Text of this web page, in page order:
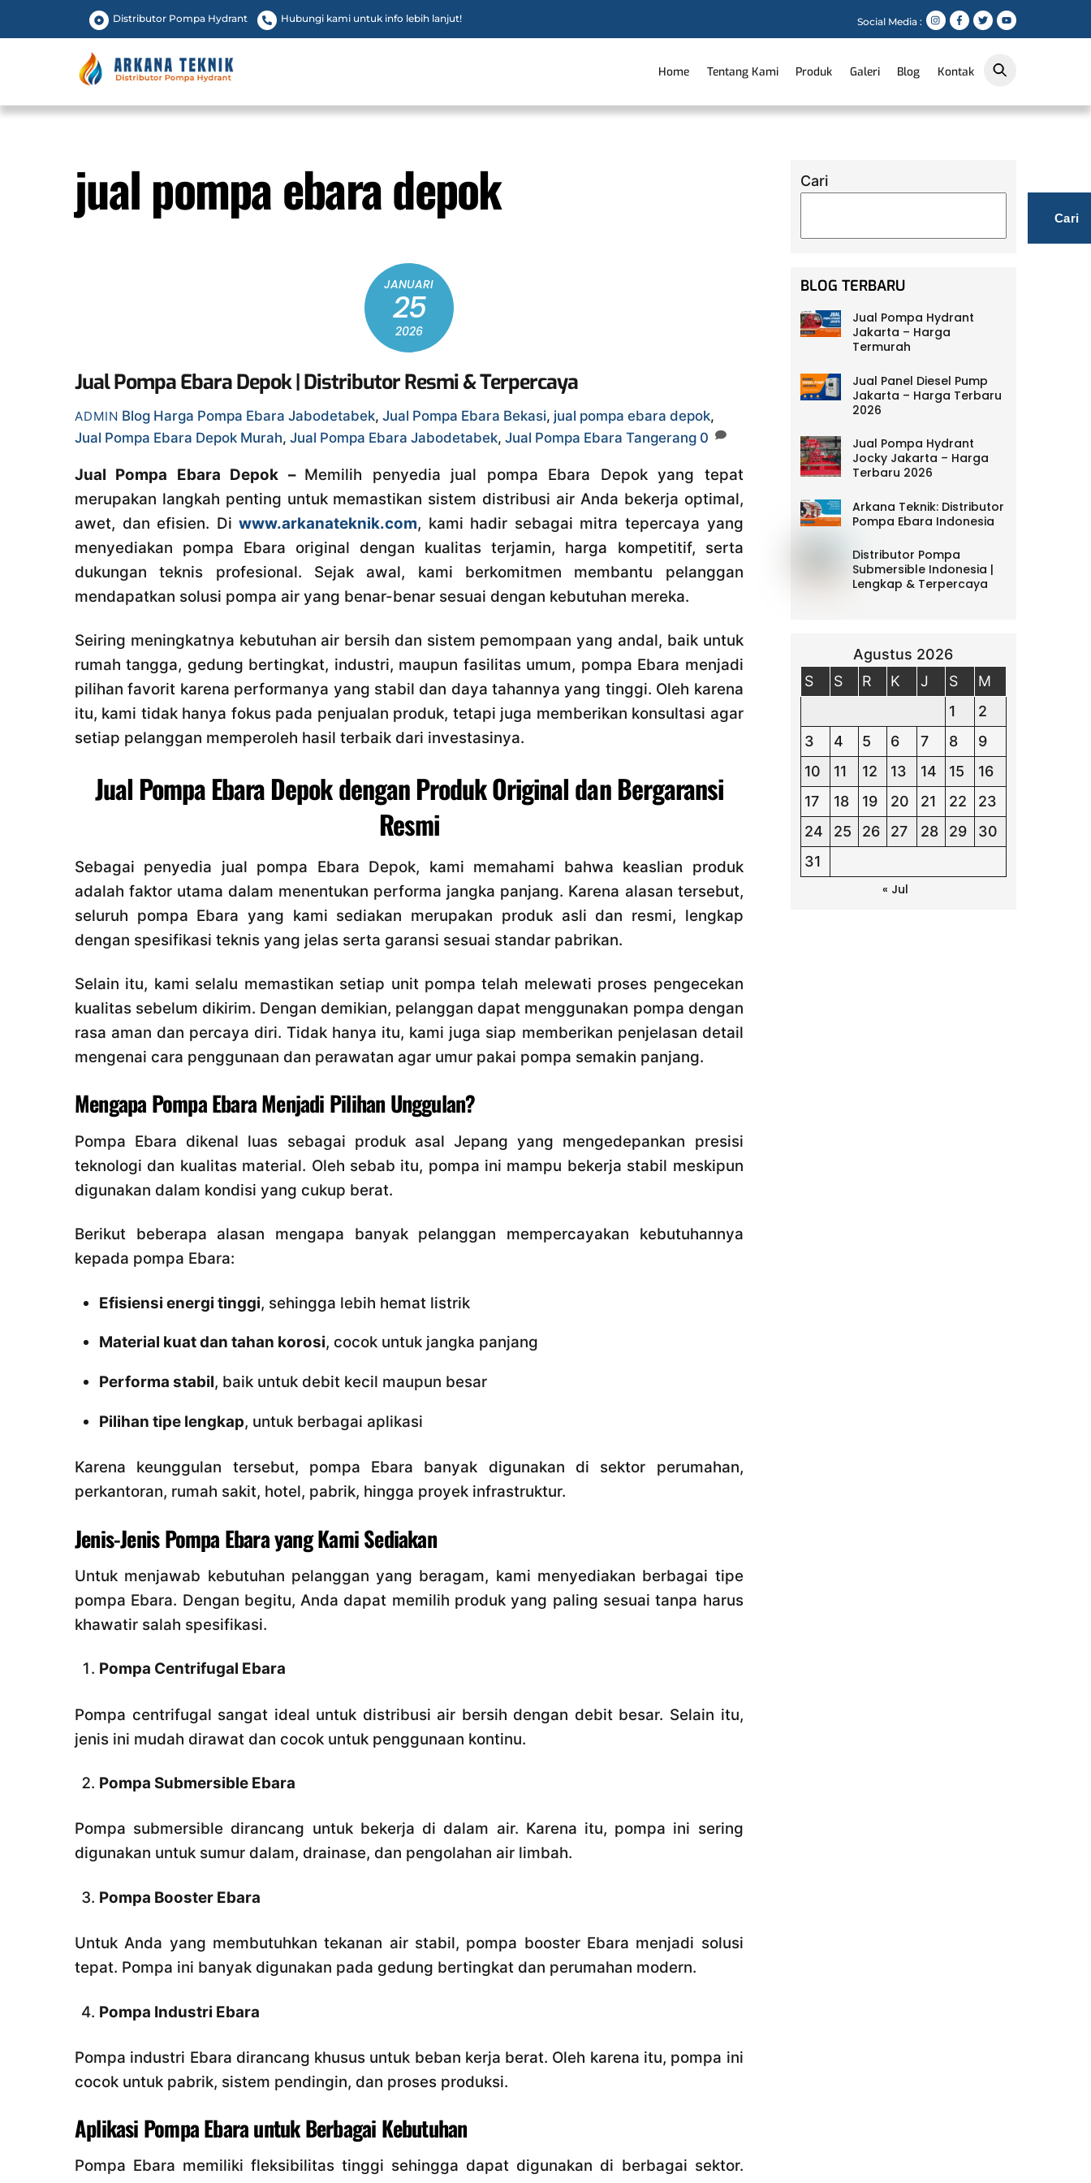
to
Distributor Pompa Hydrant Hubungi kami untuk info lebih lanjut! Social Media :
Home Tentang Kami Produk Galeri Blog Kontak
jual pompa ebara depok
JANUARI
25
2026
Jual Pompa Ebara Depok | Distributor Resmi & Terpercaya
ADMIN Blog Harga Pompa Ebara Jabodetabek, Jual Pompa Ebara Bekasi, jual pompa ebara depok,
Jual Pompa Ebara Depok Murah, Jual Pompa Ebara Jabodetabek, Jual Pompa Ebara Tangerang 0
Jual Pompa Ebara Depok – Memilih penyedia jual pompa Ebara Depok yang tepat
merupakan langkah penting untuk memastikan sistem distribusi air Anda bekerja optimal,
awet, dan efisien. Diwww.arkanateknik.com, kami hadir sebagai mitra tepercaya yang
menyediakan pompa Ebara original dengan kualitas terjamin, harga kompetitif, serta
dukungan teknis profesional. Sejak awal, kami berkomitmen membantu pelanggan
mendapatkan solusi pompa air yang benar-benar sesuai dengan kebutuhan mereka.
Seiring meningkatnya kebutuhan air bersih dan sistem pemompaan yang andal, baik untuk
rumah tangga, gedung bertingkat, industri, maupun fasilitas umum, pompa Ebara menjadi
pilihan favorit karena performanya yang stabil dan daya tahannya yang tinggi. Oleh karena
itu, kami tidak hanya fokus pada penjualan produk, tetapi juga memberikan konsultasi agar
setiap pelanggan memperoleh hasil terbaik dari investasinya.
Jual Pompa Ebara Depok dengan Produk Original dan Bergaransi
Resmi
Sebagai penyedia jual pompa Ebara Depok, kami memahami bahwa keaslian produk
adalah faktor utama dalam menentukan performa jangka panjang. Karena alasan tersebut,
seluruh pompa Ebara yang kami sediakan merupakan produk asli dan resmi, lengkap
dengan spesifikasi teknis yang jelas serta garansi sesuai standar pabrikan.
Selain itu, kami selalu memastikan setiap unit pompa telah melewati proses pengecekan
kualitas sebelum dikirim. Dengan demikian, pelanggan dapat menggunakan pompa dengan
rasa aman dan percaya diri. Tidak hanya itu, kami juga siap memberikan penjelasan detail
mengenai cara penggunaan dan perawatan agar umur pakai pompa semakin panjang.
Mengapa Pompa Ebara Menjadi Pilihan Unggulan?
Pompa Ebara dikenal luas sebagai produk asal Jepang yang mengedepankan presisi
teknologi dan kualitas material. Oleh sebab itu, pompa ini mampu bekerja stabil meskipun
digunakan dalam kondisi yang cukup berat.
Berikut beberapa alasan mengapa banyak pelanggan mempercayakan kebutuhannya
kepada pompa Ebara:
Efisiensi energi tinggi, sehingga lebih hemat listrik
Material kuat dan tahan korosi, cocok untuk jangka panjang
Performa stabil, baik untuk debit kecil maupun besar
Pilihan tipe lengkap, untuk berbagai aplikasi
Karena keunggulan tersebut, pompa Ebara banyak digunakan di sektor perumahan,
perkantoran, rumah sakit, hotel, pabrik, hingga proyek infrastruktur.
Jenis-Jenis Pompa Ebara yang Kami Sediakan
Untuk menjawab kebutuhan pelanggan yang beragam, kami menyediakan berbagai tipe
pompa Ebara. Dengan begitu, Anda dapat memilih produk yang paling sesuai tanpa harus
khawatir salah spesifikasi.
Pompa Centrifugal Ebara
Pompa centrifugal sangat ideal untuk distribusi air bersih dengan debit besar. Selain itu,
jenis ini mudah dirawat dan cocok untuk penggunaan kontinu.
Pompa Submersible Ebara
Pompa submersible dirancang untuk bekerja di dalam air. Karena itu, pompa ini sering
digunakan untuk sumur dalam, drainase, dan pengolahan air limbah.
Pompa Booster Ebara
Untuk Anda yang membutuhkan tekanan air stabil, pompa booster Ebara menjadi solusi
tepat. Pompa ini banyak digunakan pada gedung bertingkat dan perumahan modern.
Pompa Industri Ebara
Pompa industri Ebara dirancang khusus untuk beban kerja berat. Oleh karena itu, pompa ini
cocok untuk pabrik, sistem pendingin, dan proses produksi.
Aplikasi Pompa Ebara untuk Berbagai Kebutuhan
Pompa Ebara memiliki fleksibilitas tinggi sehingga dapat digunakan di berbagai sektor.
Cari
Cari
BLOG TERBARU
Jual Pompa Hydrant
Jakarta – Harga
Termurah
Jual Panel Diesel Pump
Jakarta – Harga Terbaru
2026
Jual Pompa Hydrant
Jocky Jakarta – Harga
Terbaru 2026
Arkana Teknik: Distributor
Pompa Ebara Indonesia
Distributor Pompa
Submersible Indonesia |
Lengkap & Terpercaya
Agustus 2026
S
S R K J S
M
1
2
3
4 5 6 7 8
9
10
11 12 13 14 15
16
17
18 19 20 21 22
23
24
25 26 27 28 29
30
31
« Jul